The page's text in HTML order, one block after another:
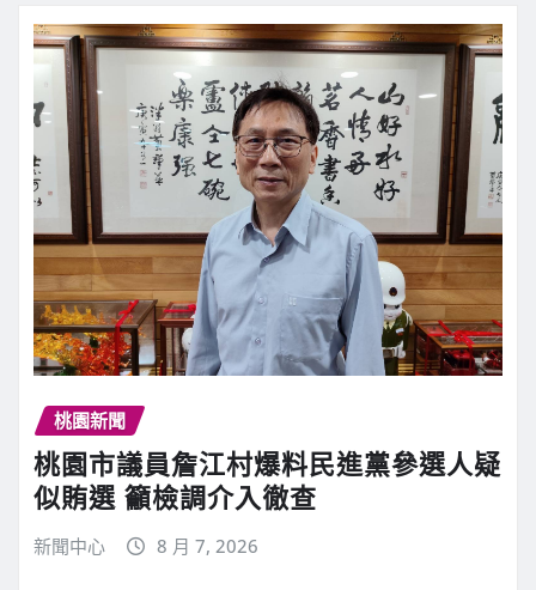
桃園新聞
桃園市議員詹江村爆料民進黨參選人疑
似賄選 籲檢調介入徹查
新聞中心 8 月 7, 2026